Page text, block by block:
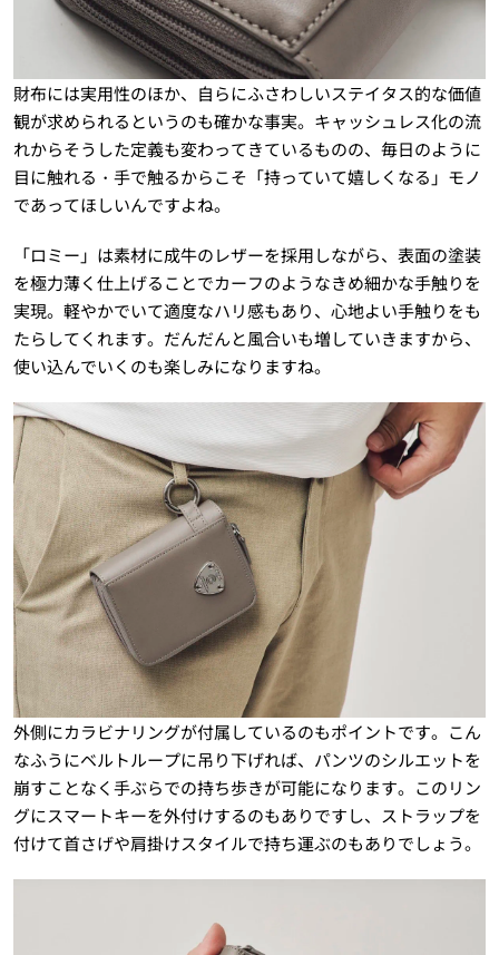
財布には実用性のほか、自らにふさわしいステイタス的な価値
観が求められるというのも確かな事実。キャッシュレス化の流
れからそうした定義も変わってきているものの、毎日のように
目に触れる・手で触るからこそ「持っていて嬉しくなる」モノ
であってほしいんですよね。
「ロミー」は素材に成牛のレザーを採用しながら、表面の塗装
を極力薄く仕上げることでカーフのようなきめ細かな手触りを
実現。軽やかでいて適度なハリ感もあり、心地よい手触りをも
たらしてくれます。だんだんと風合いも増していきますから、
使い込んでいくのも楽しみになりますね。
外側にカラビナリングが付属しているのもポイントです。こん
なふうにベルトループに吊り下げれば、パンツのシルエットを
崩すことなく手ぶらでの持ち歩きが可能になります。このリン
グにスマートキーを外付けするのもありですし、ストラップを
付けて首さげや肩掛けスタイルで持ち運ぶのもありでしょう。